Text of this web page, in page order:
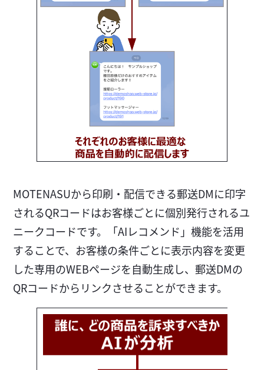
MOTENASUから印刷・配信できる郵送DMに印字
されるQRコードはお客様ごとに個別発行されるユ
ニークコードです。「AIレコメンド」機能を活用
することで、お客様の条件ごとに表示内容を変更
した専用のWEBページを自動生成し、郵送DMの
QRコードからリンクさせることができます。